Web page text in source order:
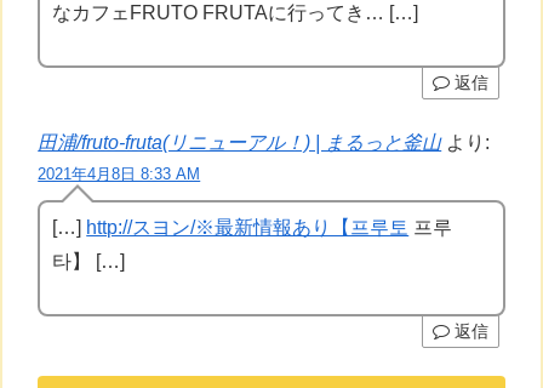
なカフェFRUTO FRUTAに行ってき… […]
返信
田浦/fruto-fruta(リニューアル！) | まるっと釜山 より:
2021年4月8日 8:33 AM
[…] http://スヨン/※最新情報あり【프루토 프루
타】 […]
返信